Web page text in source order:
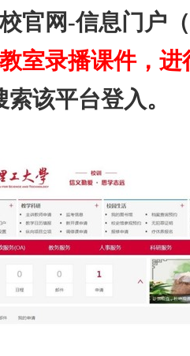
校官网-信息门户
室录播课件，进
该平台登入。